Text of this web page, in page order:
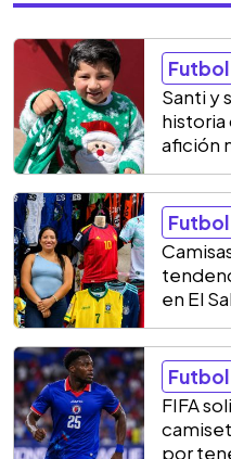
Futbol
Santi y
historia
afición
Futbol
en El
Futbol
FIFA
por